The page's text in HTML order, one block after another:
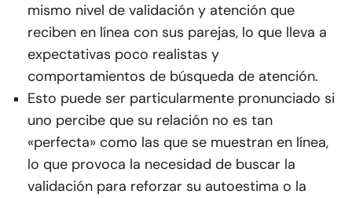
mismo nivel de validación y atención que
reciben en línea con sus parejas, lo que lleva a
expectativas poco realistas y
comportamientos de búsqueda de atención.
Esto puede ser particularmente pronunciado si
uno percibe que su relación no es tan
«perfecta» como las que se muestran en línea,
lo que provoca la necesidad de buscar la
validación para reforzar su autoestima o la